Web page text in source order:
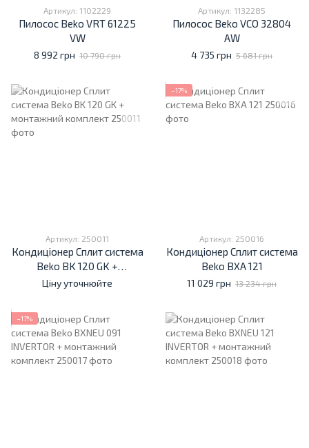
Артикул: 1102229
Пилосос Beko VRT 61225
VW
8 992 грн 10 790 грн
Артикул: 1132285
Пилосос Beko VCO 32804
AW
4 735 грн 5 681 грн
Артикул: 250011
Кондиціонер Cплит система
Beko BK 120 GK +
монтажний комплект
Ціну уточнюйте
−17%
Артикул: 250016
Кондиціонер Cплит система
Beko BXA 121
11 029 грн 13 234 грн
−17%